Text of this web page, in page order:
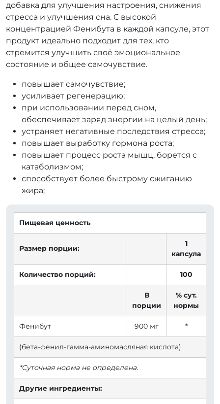
добавка для улучшения настроения, снижения
стресса и улучшения сна. С высокой
концентрацией Фенибута в каждой капсуле, этот
продукт идеально подходит для тех, кто
стремится улучшить своё эмоциональное
состояние и общее самочувствие.
повышает самочувствие;
усиливает регенерацию;
при использовании перед сном,
обеспечивает заряд энергии на целый день;
устраняет негативные последствия стресса;
повышает выработку гормона роста;
повышает процесс роста мышц, борется с
катаболизмом;
способствует более быстрому сжиганию
жира;
Пищевая ценность
Размер порции:
1
капсула
Количество порций: 100
В
порции
% сут.
нормы
Фенибут 900 мг *
(бета-фенил-гамма-аминомасляная кислота)
*Суточная норма не определена.
Другие ингредиенты: